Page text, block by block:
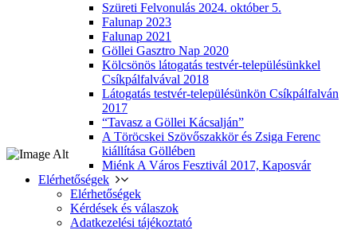
Szüreti Felvonulás 2024. október 5.
Falunap 2023
Falunap 2021
Göllei Gasztro Nap 2020
Kölcsönös látogatás testvér-településünkkel
Csíkpálfalvával 2018
Látogatás testvér-településünkön Csíkpálfalván
2017
“Tavasz a Göllei Kácsalján”
A Töröcskei Szövőszakkör és Zsiga Ferenc
kiállítása Göllében
Miénk A Város Fesztivál 2017, Kaposvár
Elérhetőségek
Elérhetőségek
Kérdések és válaszok
Adatkezelési tájékoztató